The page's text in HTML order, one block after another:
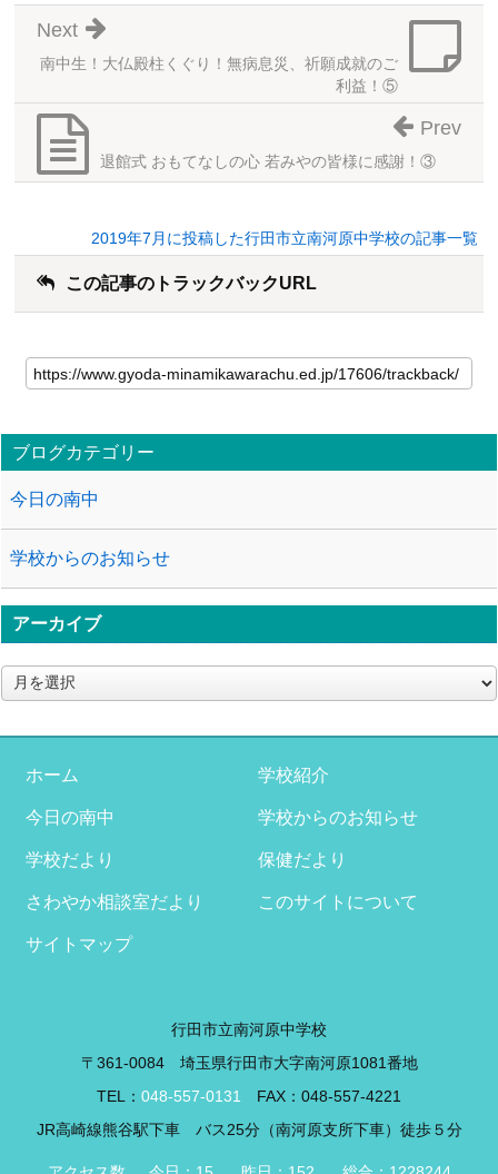
南中生！大仏殿柱くぐり！無病息災、祈願成就のご
利益！⑤
Next
退館式 おもてなしの心 若みやの皆様に感謝！③
Prev
2019年7月に投稿した行田市立南河原中学校の記事一覧
この記事のトラックバックURL
ブログカテゴリー
今日の南中
学校からのお知らせ
アーカイブ
ア
ー
イ
ホーム 学校紹介
今日の南中 学校からのお知らせ
学校だより 保健だより
さわやか相談室だより このサイトについて
サイトマップ
行田市立南河原中学校
〒361-0084 埼玉県行田市大字南河原1081番地
TEL： 048-557-0131
FAX：048-557-4221
JR高崎線熊谷駅下車 バス25分（南河原支所下車）徒歩５分